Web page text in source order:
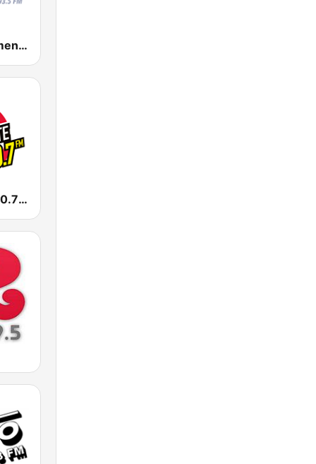
Radio Monumental
La Caliente 90.7 FM